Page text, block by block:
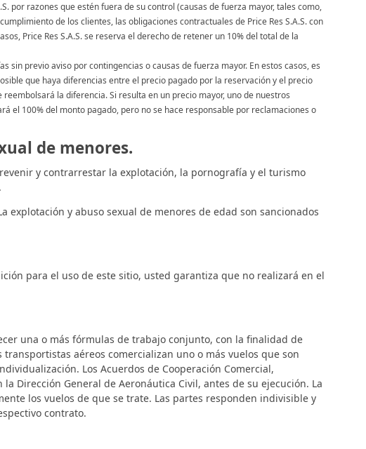
por razones que estén fuera de su control (causas de fuerza mayor, tales como,
de los clientes, las obligaciones contractuales de Price Res S.A.S. con
Price Res S.A.S. se reserva el derecho de retener un 10% del total de la
previo aviso por contingencias o causas de fuerza mayor. En estos casos, es
que haya diferencias entre el precio pagado por la reservación y el precio
la diferencia. Si resulta en un precio mayor, uno de nuestros
el 100% del monto pagado, pero no se hace responsable por reclamaciones o
de menores.
y contrarrestar la explotación, la pornografía y el turismo
explotación y abuso sexual de menores de edad son sancionados
para el uso de este sitio, usted garantiza que no realizará en el
una o más fórmulas de trabajo conjunto, con la finalidad de
aéreos comercializan uno o más vuelos que son
Los Acuerdos de Cooperación Comercial,
Dirección General de Aeronáutica Civil, antes de su ejecución. La
los vuelos de que se trate. Las partes responden indivisible y
contrato.